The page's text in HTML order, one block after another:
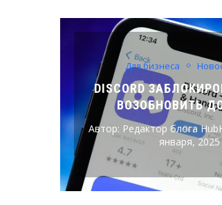
Для бизнеса
DISCORD
ВОЗОБНОВИТЬ
Автор: Редактор блога
января, 2025